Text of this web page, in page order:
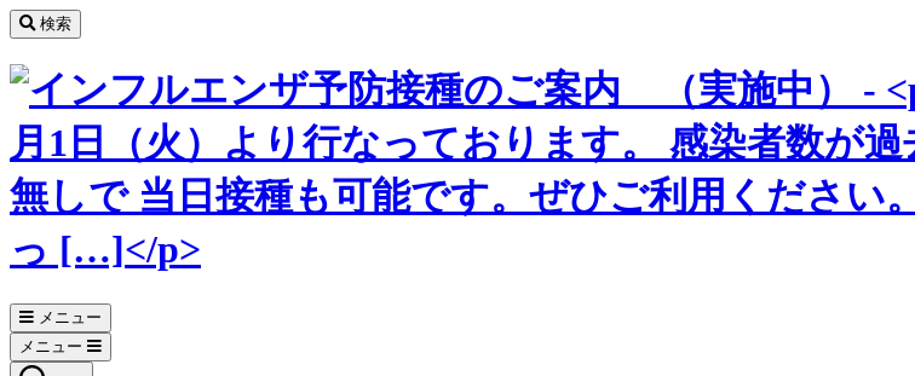
コ
ン
テ
ツ
へ
ス
キ
ッ
プ
検索
メニュー
メニュー